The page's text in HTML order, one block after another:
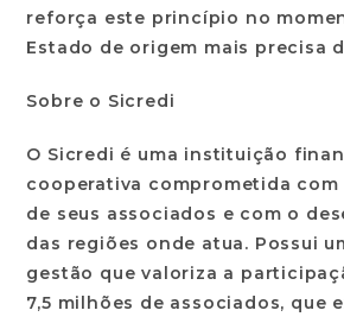
reforça este princípio no
Estado de origem mais precisa
Sobre o Sicredi
O Sicredi é uma instituição
cooperativa comprometida
de seus associados e com o
das regiões onde atua. Possui
gestão que valoriza a
7,5 milhões de associados, que